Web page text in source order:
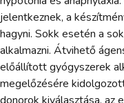
jelentkeznek, a
hagyni. Sokk esetén a
alkalmazni. Átvihető
előállított gyógyszerek
megelőzésére